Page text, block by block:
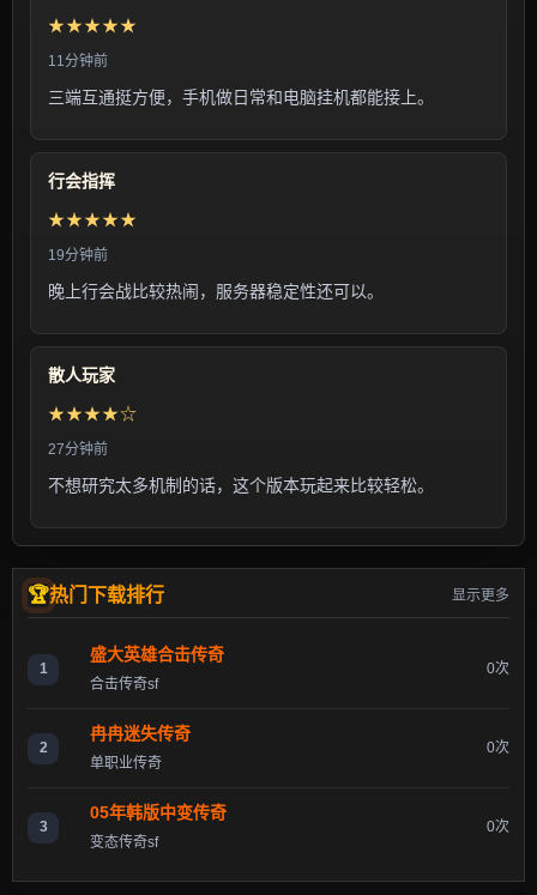
★★★★★
11分钟前
三端互通挺方便，手机做日常和电脑挂机都能接上。
行会指挥
★★★★★
19分钟前
晚上行会战比较热闹，服务器稳定性还可以。
散人玩家
★★★★☆
27分钟前
不想研究太多机制的话，这个版本玩起来比较轻松。
热门下载排行 显示更多
1
盛大英雄合击传奇
合击传奇sf
0次
2
冉冉迷失传奇
单职业传奇
0次
3
05年韩版中变传奇
变态传奇sf
0次